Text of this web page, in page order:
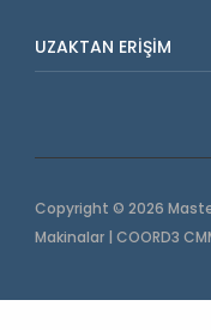
UZAKTAN ERIŞIM
Copyright © 2026
Makinalar | COORD3